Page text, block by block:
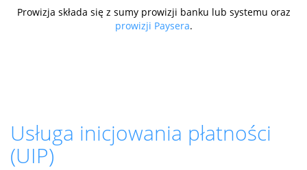
Prowizja składa się z sumy prowizji banku lub systemu oraz
prowizji Paysera.
Usługa inicjowania płatności
(UIP)